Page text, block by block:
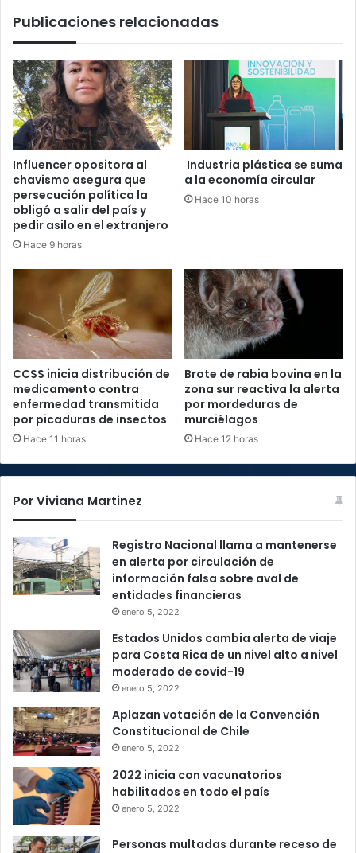
Alvarado
Publicaciones relacionadas
Influencer opositora al
chavismo asegura que
persecución política la
obligó a salir del país y
pedir asilo en el extranjero
Hace 9 horas
Industria plástica se suma
a la economía circular
Hace 10 horas
CCSS inicia distribución de
medicamento contra
enfermedad transmitida
por picaduras de insectos
Hace 11 horas
Brote de rabia bovina en la
zona sur reactiva la alerta
por mordeduras de
murciélagos
Hace 12 horas
Por Viviana Martinez
Registro Nacional llama a mantenerse
en alerta por circulación de
información falsa sobre aval de
entidades financieras
enero 5, 2022
Estados Unidos cambia alerta de viaje
para Costa Rica de un nivel alto a nivel
moderado de covid-19
enero 5, 2022
Aplazan votación de la Convención
Constitucional de Chile
enero 5, 2022
2022 inicia con vacunatorios
habilitados en todo el país
enero 5, 2022
Personas multadas durante receso de